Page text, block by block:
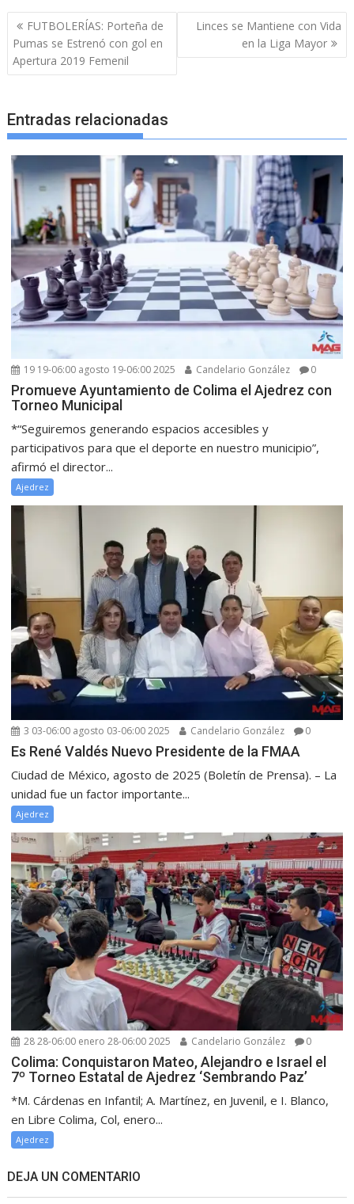
Navegación
de
entradas
FUTBOLERÍAS: Porteña de
Pumas se Estrenó con gol en
Apertura 2019 Femenil
Linces se Mantiene con Vida
en la Liga Mayor
Entradas relacionadas
19 19-06:00 agosto 19-06:00 2025 Candelario González 0
Promueve Ayuntamiento de Colima el Ajedrez con
Torneo Municipal
*“Seguiremos generando espacios accesibles y
participativos para que el deporte en nuestro municipio”,
afirmó el director...
Ajedrez
3 03-06:00 agosto 03-06:00 2025 Candelario González 0
Es René Valdés Nuevo Presidente de la FMAA
Ciudad de México, agosto de 2025 (Boletín de Prensa). – La
unidad fue un factor importante...
Ajedrez
28 28-06:00 enero 28-06:00 2025 Candelario González 0
Colima: Conquistaron Mateo, Alejandro e Israel el
7º Torneo Estatal de Ajedrez ‘Sembrando Paz’
*M. Cárdenas en Infantil; A. Martínez, en Juvenil, e I. Blanco,
en Libre Colima, Col, enero...
Ajedrez
DEJA UN COMENTARIO